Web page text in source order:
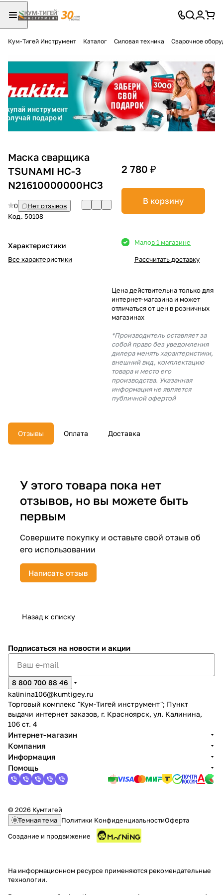
Кум-Тигей Инструмент Каталог Силовая техника Сварочное
Маска сварщика
TSUNAMI HC-3
N21610000000HC3
0
Нет отзывов
Код. 50108
Характеристики
Все характеристики
2 780 ₽
В корзину
Малов 1 магазине
Рассчитать доставку
Цена действительна только для
интернет-магазина и может
отличаться от цен в розничных
магазинах
*Производитель оставляет за
собой право без уведомления
дилера менять характеристики,
внешний вид, комплектацию
товара и место его
производства. Указанная
информация не является
публичной офертой
Отзывы Оплата Доставка
У этого товара пока нет
отзывов, но вы можете быть
первым
Совершите покупку и оставьте свой отзыв об
его использовании
Написать отзыв
Назад к списку
Подписаться на новости и акции
8 800 700 88 46
kalinina106@kumtigey.ru
Торговый комплекс "Кум-Тигей инструмент"; Пункт
выдачи интернет заказов, г. Красноярск, ул. Калинина,
106 ст. 4
Интернет-магазин
Компания
Информация
Помощь
© 2026 Кумтигей
Темная тема Политики КонфиденциальностиОферта
Создание и продвижение
На информационном ресурсе применяются рекомендательные
технологии.
Разбейте
оплатуна части
без переплат
График платежей
Сегодня
в корзину
% картой любого банка
выбранный способом
% будут
с вашей карты
каждые 2 недели
Подробнее
раз в 2
недели
plait.ru